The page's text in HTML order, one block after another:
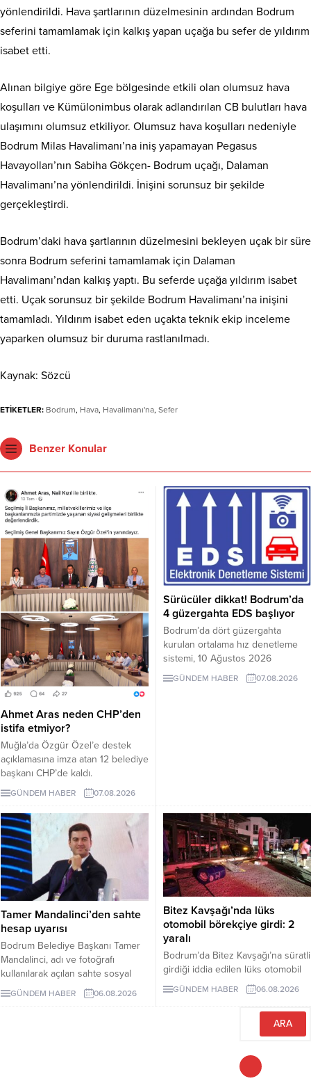
yönlendirildi. Hava şartlarının düzelmesinin ardından Bodrum
seferini tamamlamak için kalkış yapan uçağa bu sefer de yıldırım
isabet etti.
Alınan bilgiye göre Ege bölgesinde etkili olan olumsuz hava
koşulları ve Kümülonimbus olarak adlandırılan CB bulutları hava
ulaşımını olumsuz etkiliyor. Olumsuz hava koşulları nedeniyle
Bodrum Milas Havalimanı’na iniş yapamayan Pegasus
Havayolları’nın Sabiha Gökçen- Bodrum uçağı, Dalaman
Havalimanı’na yönlendirildi. İnişini sorunsuz bir şekilde
gerçekleştirdi.
Bodrum’daki hava şartlarının düzelmesini bekleyen uçak bir süre
sonra Bodrum seferini tamamlamak için Dalaman
Havalimanı’ndan kalkış yaptı. Bu seferde uçağa yıldırım isabet
etti. Uçak sorunsuz bir şekilde Bodrum Havalimanı’na inişini
tamamladı. Yıldırım isabet eden uçakta teknik ekip inceleme
yaparken olumsuz bir duruma rastlanılmadı.
Kaynak: Sözcü
ETİKETLER: Bodrum, Hava, Havalimanı'na, Sefer
Benzer Konular
Ahmet Aras neden CHP’den
istifa etmiyor?
Muğla’da Özgür Özel’e destek
açıklamasına imza atan 12 belediye
başkanı CHP’de kaldı.
Milletvekilleri Yeni Parti’ye
geçerken belediye başkanlarının
tutumu ve CHP yönetiminin
sessizliği tartışılıyor.
GÜNDEM HABER 07.08.2026
Sürücüler dikkat! Bodrum’da
4 güzergahta EDS başlıyor
Bodrum’da dört güzergahta
kurulan ortalama hız denetleme
sistemi, 10 Ağustos 2026
Pazartesi günü devreye girecek.
İşte EDS uygulanacak yollar.
GÜNDEM HABER 07.08.2026
Tamer Mandalinci’den sahte
hesap uyarısı
Bodrum Belediye Başkanı Tamer
Mandalinci, adı ve fotoğrafı
kullanılarak açılan sahte sosyal
medya hesaplarına karşı uyarıda
bulundu. Mandalinci, tek resmî
GÜNDEM HABER 06.08.2026
Bitez Kavşağı’nda lüks
otomobil börekçiye girdi: 2
yaralı
Bodrum’da Bitez Kavşağı’na süratli
girdiği iddia edilen lüks otomobil
börekçiye girdi. Kazada sürücü ve
GÜNDEM HABER 06.08.2026